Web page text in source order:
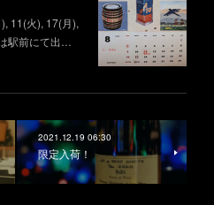
11(火), 17(月),
駅前にて出…
2021.12.19 06:30
限定入荷！